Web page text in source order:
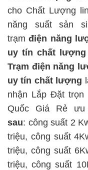
cho Chất Lượng
năng suất sản
trạmđiện năng
uy tín chất lượng
Trạm điện năng
uy tín chất lượng
nhận Lắp Đặt trọn
Quốc Giá Rẻ
sau: công suất 2
triệu, công suất
triệu, công suất
triệu, công suất